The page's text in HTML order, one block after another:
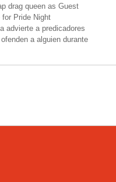
drag queen as Guest
Pride Night
advierte a predicadores
a alguien durante